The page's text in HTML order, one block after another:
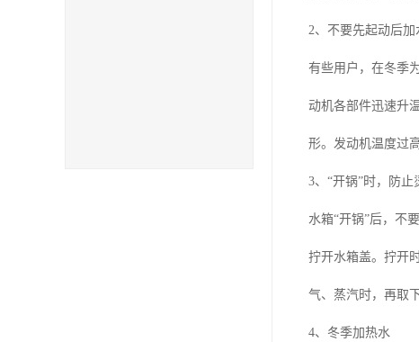
2、不要先起动后加
有些用户，在冬季
动机各部件迅速升
形。发动机温度过
3、“开锅”时，防止
水箱“开锅”后，不
拧开水箱盖。拧开
气、蒸汽时，再取
4、冬季加热水